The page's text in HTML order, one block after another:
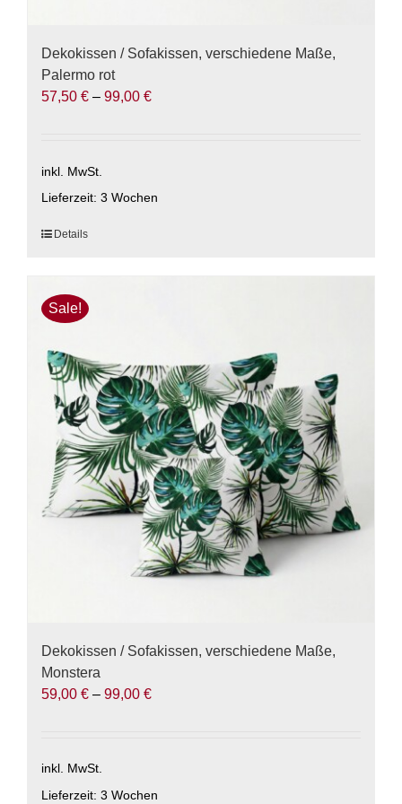
Dekokissen / Sofakissen, verschiedene Maße,
Palermo rot
57,50 € – 99,00 €
inkl. MwSt.
Lieferzeit: 3 Wochen
Dieses
mehrere
Varianten
Die
Optionen
können
auf
der
Produktseite
gewählt
werden
Details
Sale!
Dekokissen / Sofakissen, verschiedene Maße,
Monstera
59,00 € – 99,00 €
inkl. MwSt.
Lieferzeit: 3 Wochen